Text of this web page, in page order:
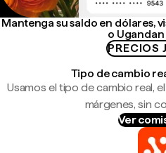
Mantenga su saldo en dólares,
o
PRECIOS
Tipo de cambio
Usamos el tipo de cambio real,
márgenes, sin
Ver